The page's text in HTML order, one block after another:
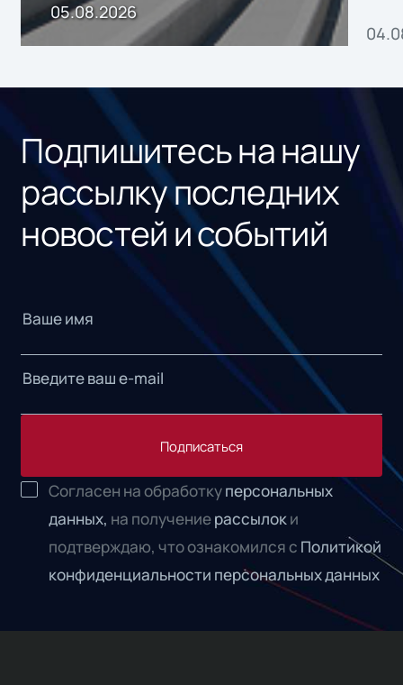
05.08.2026
Подпишитесь на нашу
рассылку последних
новостей и событий
Подписаться
Согласен на обработкуперсональных
данных, на получениерассылоки
подтверждаю, что ознакомился с Политикой
конфиденциальности персональных данных